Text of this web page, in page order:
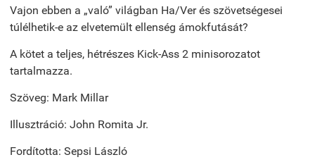
Vajon ebben a „való” világban Ha/Ver és szövetségesei
túlélhetik-e az elvetemült ellenség ámokfutását?
A kötet a teljes, hétrészes Kick-Ass 2 minisorozatot
tartalmazza.
Szöveg: Mark Millar
Illusztráció: John Romita Jr.
Fordította: Sepsi László